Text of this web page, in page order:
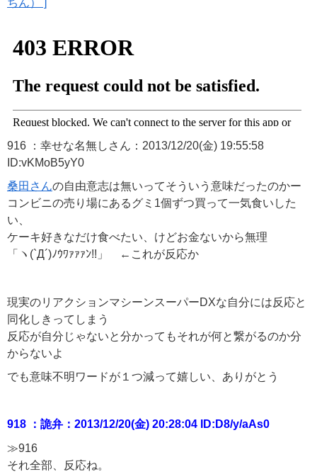
916 ：幸せな名無しさん：2013/12/20(金) 19:55:58
ID:vKMoB5yY0
桑田さんの自由意志は無いってそういう意味だったのかー
コンビニの売り場にあるグミ1個ずつ買って一気食いした
い、
ケーキ好きなだけ食べたい、けどお金ないから無理
「ヽ(`Д´)ﾉｳﾜｧｧｧﾝ!!」 ←これが反応か
現実のリアクションマシーンスーパーDXな自分には反応と
同化しきってしまう
反応が自分じゃないと分かってもそれが何と繋がるのか分
からないよ
でも意味不明ワードが１つ減って嬉しい、ありがとう
918 ：詭弁：2013/12/20(金) 20:28:04 ID:D8/y/aAs0
≫916
それ全部、反応ね。